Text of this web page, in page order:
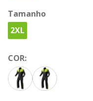
Tamanho
2XL
COR: